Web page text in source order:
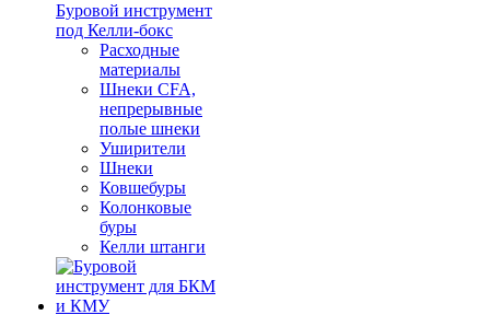
Буровой инструмент
под Келли-бокс
Расходные
материалы
Шнеки CFA,
непрерывные
полые шнеки
Уширители
Шнеки
Ковшебуры
Колонковые
буры
Келли штанги